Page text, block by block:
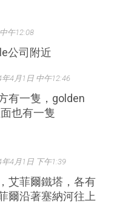
午12:08
公司附近
年4月1日 中午12:46
有一隻，golden
也有一隻
年4月1日 下午1:39
艾菲爾鐵塔，各有
爾沿著塞納河往上